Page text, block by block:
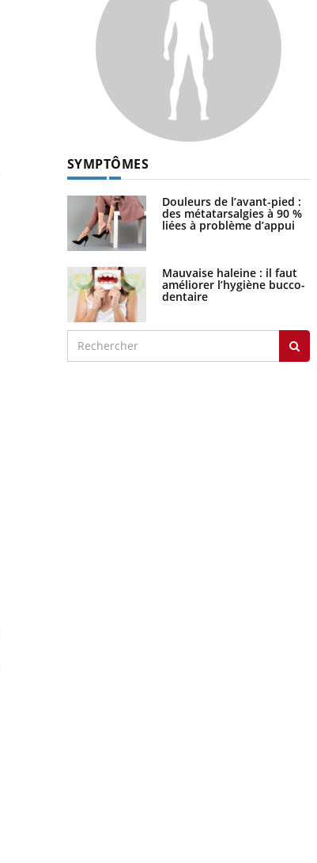
SYMPTÔMES
Douleurs de l’avant-pied :
des métatarsalgies à 90 %
liées à problème d’appui
Mauvaise haleine : il faut
améliorer l’hygiène bucco-
dentaire